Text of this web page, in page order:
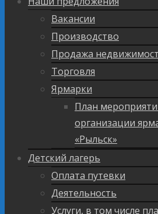
Вакансии
Производство
Продажа
Торговля
Ярмарки
План
организации
«Рыльск»
Детский лагерь
Оплата путевки
Деятельность
Услуги, в том числе